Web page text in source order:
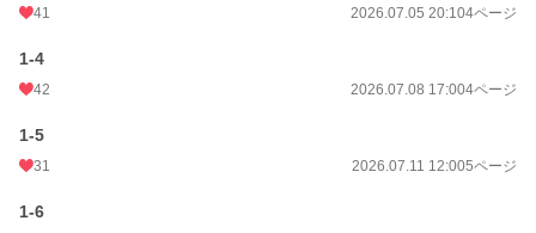
初回公開日時
週間ポイント
月間ポイント
年間ポイント
累計ポイント
41 2026.07.05 20:104ページ
1-4
42 2026.07.08 17:004ページ
1-5
31 2026.07.11 12:005ページ
1-6